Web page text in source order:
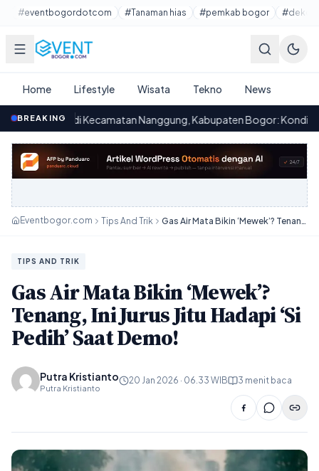
Lewati ke konten utama
#eventbogordotcom #Tanaman hias #pemkab bogor
Home Lifestyle Wisata Tekno News
BREAKING
Kecamatan Nanggung, Kabupaten Bogor: Kondisi yang
Eventbogor.com Tips And Trik Gas Air Mata Bikin ‘Mewek’? Tenang, Ini Jurus Jitu Hadapi ‘Si Pedih’ Saat Demo!
TIPS AND TRIK
Gas Air Mata Bikin ‘Mewek’?
Tenang, Ini Jurus Jitu Hadapi ‘Si
Pedih’ Saat Demo!
Putra Kristianto
Putra Kristianto
20 Jan 2026 · 06.33 WIB 3 menit baca